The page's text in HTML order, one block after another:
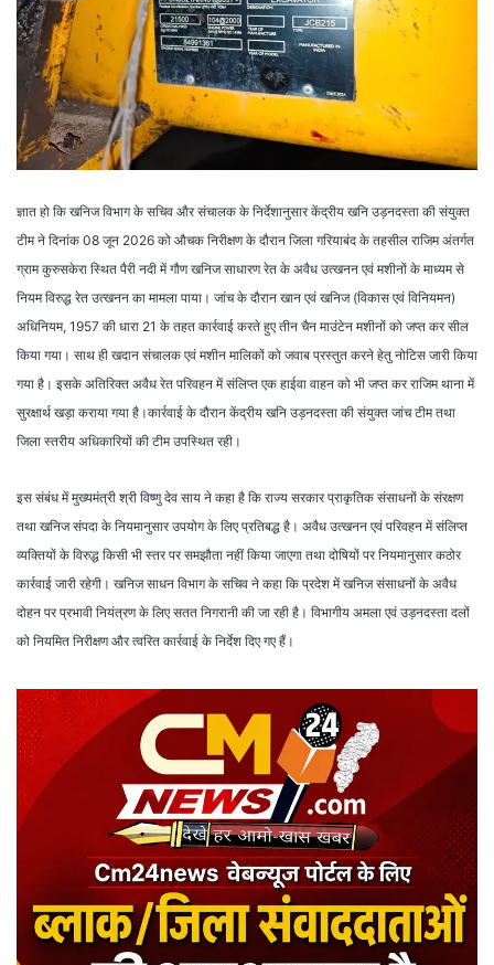
ज्ञात हो कि खनिज विभाग के सचिव और संचालक के निर्देशानुसार केंद्रीय खनि उड़नदस्ता की संयुक्त
टीम ने दिनांक 08 जून 2026 को औचक निरीक्षण के दौरान जिला गरियाबंद के तहसील राजिम अंतर्गत
ग्राम कुरुसकेरा स्थित पैरी नदी में गौण खनिज साधारण रेत के अवैध उत्खनन एवं मशीनों के माध्यम से
नियम विरुद्ध रेत उत्खनन का मामला पाया। जांच के दौरान खान एवं खनिज (विकास एवं विनियमन)
अधिनियम, 1957 की धारा 21 के तहत कार्रवाई करते हुए तीन चैन माउंटेन मशीनों को जप्त कर सील
किया गया। साथ ही खदान संचालक एवं मशीन मालिकों को जवाब प्रस्तुत करने हेतु नोटिस जारी किया
गया है। इसके अतिरिक्त अवैध रेत परिवहन में संलिप्त एक हाईवा वाहन को भी जप्त कर राजिम थाना में
सुरक्षार्थ खड़ा कराया गया है।कार्रवाई के दौरान केंद्रीय खनि उड़नदस्ता की संयुक्त जांच टीम तथा
जिला स्तरीय अधिकारियों की टीम उपस्थित रही।
इस संबंध में मुख्यमंत्री श्री विष्णु देव साय ने कहा है कि राज्य सरकार प्राकृतिक संसाधनों के संरक्षण
तथा खनिज संपदा के नियमानुसार उपयोग के लिए प्रतिबद्ध है। अवैध उत्खनन एवं परिवहन में संलिप्त
व्यक्तियों के विरुद्ध किसी भी स्तर पर समझौता नहीं किया जाएगा तथा दोषियों पर नियमानुसार कठोर
कार्रवाई जारी रहेगी। खनिज साधन विभाग के सचिव ने कहा कि प्रदेश में खनिज संसाधनों के अवैध
दोहन पर प्रभावी नियंत्रण के लिए सतत निगरानी की जा रही है। विभागीय अमला एवं उड़नदस्ता दलों
को नियमित निरीक्षण और त्वरित कार्रवाई के निर्देश दिए गए हैं।